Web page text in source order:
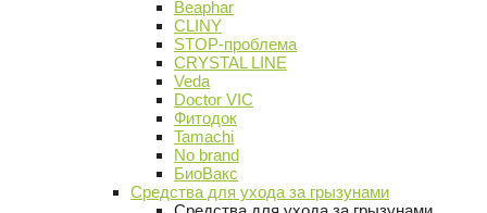
Beaphar
CLINY
STOP-проблема
CRYSTAL LINE
Veda
Doctor VIC
Фитодок
Tamachi
No brand
БиоВакс
Средства для ухода за грызунами